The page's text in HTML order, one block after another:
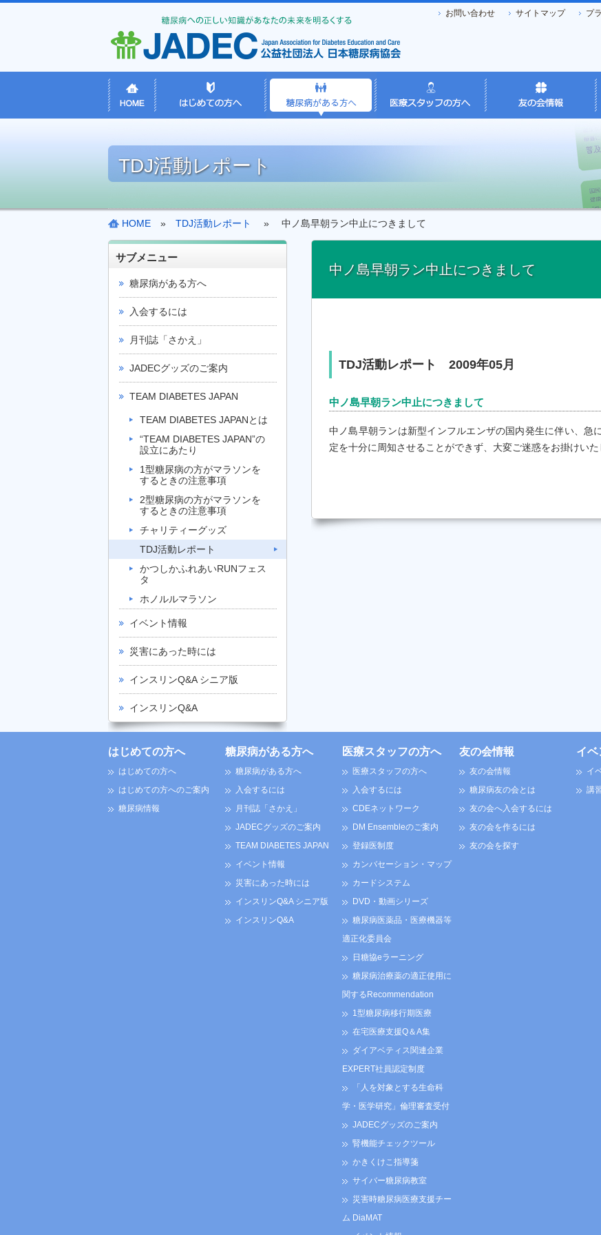
お問い合わせ サイトマップ プ
TDJ活動レポート
サブメニュー
糖尿病がある方へ
入会するには
月刊誌「さかえ」
JADECグッズのご案内
TEAM DIABETES JAPAN
TEAM DIABETES JAPANとは
“TEAM DIABETES JAPAN”の
設立にあたり
1型糖尿病の方がマラソンを
するときの注意事項
2型糖尿病の方がマラソンを
するときの注意事項
チャリティーグッズ
TDJ活動レポート
かつしかふれあいRUNフェス
タ
ホノルルマラソン
イベント情報
災害にあった時には
インスリンQ&A シニア版
インスリンQ&A
HOME » TDJ活動レポート » 中ノ島早朝ラン中止につきまして
中ノ島早朝ラン中止につきまして
TDJ活動レポート 2009年05月
中ノ島早朝ラン中止につきまして
中ノ島早朝ランは新型インフルエンザの国内発生に伴い、急
定を十分に周知させることができず、大変ご迷惑をお掛けいた
はじめての方へ
はじめての方へ
はじめての方へのご案内
糖尿病情報
糖尿病がある方へ
糖尿病がある方へ
入会するには
月刊誌「さかえ」
JADECグッズのご案内
TEAM DIABETES JAPAN
イベント情報
災害にあった時には
インスリンQ&A シニア版
インスリンQ&A
医療スタッフの方へ
医療スタッフの方へ
入会するには
CDEネットワーク
DM Ensembleのご案内
登録医制度
カンバセーション・マップ
カードシステム
DVD・動画シリーズ
糖尿病医薬品・医療機器等
適正化委員会
日糖協eラーニング
糖尿病治療薬の適正使用に
関するRecommendation
1型糖尿病移行期医療
在宅医療支援Q＆A集
ダイアベティス関連企業
EXPERT社員認定制度
「人を対象とする生命科
学・医学研究」倫理審査受付
JADECグッズのご案内
腎機能チェックツール
かきくけこ指導箋
サイバー糖尿病教室
災害時糖尿病医療支援チー
ム DiaMAT
友の会情報
友の会情報
糖尿病友の会とは
友の会へ入会するには
友の会を作るには
友の会を探す
イベ
イ
講